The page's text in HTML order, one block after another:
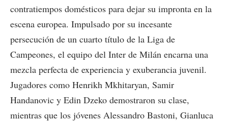
contratiempos domésticos para dejar su impronta en la
escena europea. Impulsado por su incesante
persecución de un cuarto título de la Liga de
Campeones, el equipo del Inter de Milán encarna una
mezcla perfecta de experiencia y exuberancia juvenil.
Jugadores como Henrikh Mkhitaryan, Samir
Handanovic y Edin Dzeko demostraron su clase,
mientras que los jóvenes Alessandro Bastoni, Gianluca